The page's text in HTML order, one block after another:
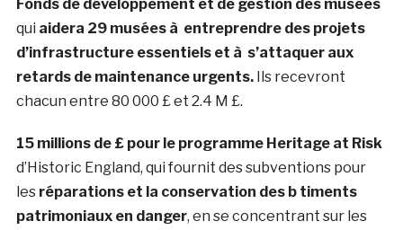
Fonds de développement et de gestion des musées
qui aidera 29 musées à entreprendre des projets
d’infrastructure essentiels et à s’attaquer aux
retards de maintenance urgents. Ils recevront
chacun entre 80 000 £ et 2.4 M £.
15 millions de £ pour le programme Heritage at Risk
d’Historic England, qui fournit des subventions pour
les réparations et la conservation des b timents
patrimoniaux en danger, en se concentrant sur les